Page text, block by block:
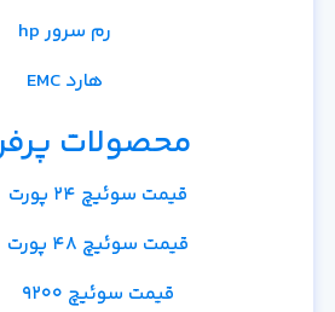
رم سرور hp
هارد EMC
محصولات
قیمت سوئیچ 24 پورت
قیمت سوئیچ 48 پورت
قیمت سوئیچ 9200